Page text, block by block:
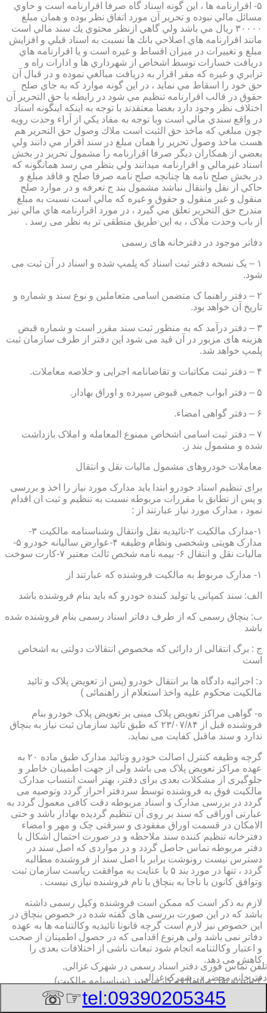
۵- اقرارنامه ها ، اين گونه اسناد گاه صرفا اقرارنامه است و حاوي
مسائل مالي نبوده و تحرير آن مورد اتفاق نظر بوده و همان مبلغ
۳۰۰۰۰ ريال مي باشد ولي گاهي ازنظر محتوي يك سند مالي است
مانند اقرارنامه هاي اصلاحي بانك ها نسبت به اسناد قبلي و افزايش
مبلغ و تغييرات در ميزان اقساط و غيره است و يا اقرارنامه هاي
دريافت خسارات توسط اشخاص از شهرداري ها و ادارات راه و
ترابري و غيره كه مقر اقرار به دريافت مبالغي نموده و در قبال آن
حق خود را اسقاط مي نمايد ، در اين گونه موارد كه به جاي صلح
حقوق در قالب اقرارنامه تنظيم مي شود در رابطه با حق التحرير آن
اختلاف نظر وجود دارد بعضا معتقدند با توجه به اينكه اينگونه اسناد
در واقع سندي مالي است وبا توجه به مفاد يكي از آراء وحدت رويه
چون مبلغي كه ماخذ حق الثبت است ملاك وصول حق التحرير هم
هست ماخذ وصول تحرير را همان مبلغ در سند اقرار مي دانند ولي
بعضي از همكاران ديگر صرفا اقرارنامه را مشمول تحرير در بخش
اسناد غيرمالي و اقرارنامه ميدانند ولي بنظر مي رسد همانگونه كه
در بخش صلح نامه ها چنانچه صلح نامه صرفا صلح و فاقد مبلغ و
حاكي از نقل وانتقال نباشد مشمول بند ج تعرفه و در موارد صلح
منقول و غير منقول و حقوق و غيره كه مالي است نسبت به مبلغ
مندرج حق التحرير تعلق مي گيرد ، در مورد اقرارنامه هاي مالي نيز
از باب وحدت ملاک ، به این طریق منطقی تر به نظر می رسد .
دفاتر موجود در دفترخانه های رسمی
۱ – یک نسخه دفتر ثبت اسناد که پلمپ شده و اسناد در آن ثبت می
شود.
۲ – دفتر راهنما ک متضمن اسامی متعاملین و نوع سند و شماره و
تاریخ آن خواهد بود.
۳ – دفتر درآمد که به منظور ثبت سند مقرر است و شماره قبض
هزینه های مزبور در آن قید می شود این دفتر از طرف سازمان ثبت
پلمپ خواهد شد.
۴ – دفتر ثبت مکاتبات و تقاضانامه اجرایی و خلاصه معاملات.
۵ – دفتر ابواب جمعی قبوض سپرده و اوراق بهادار.
۶ – دفتر گواهی امضاء.
۷ – دفتر ثبت اسامی اشخاص ممنوع المعامله و املاک بازداشت
شده و مشمول بند ز.
معاملات خودروهای مشمول مالیات نقل و انتقال
برای تنظیم اسناد خودرو ابتدا باید مدارک مورد نیاز را اخذ و بررسی
و پس از تطابق با مقررات مربوطه نسبت به تنظیم و ثبت ان اقدام
نمود ، مدارک مورد نیاز عبارتند از :
۱-مدارک مالکیت ۲-تائیدیه نقل وانتقال وشناسنامه مالکیت ۳-
مدارک هویتی وشخصی ونظام وظیفه ۴-عوارض سالیانه خودرو ۵-
مالیات نقل و انتقال ۶- بیمه نامه شخص ثالث معتبر ۷-کارت سوخت
۱- مدارک مربوط به مالکیت فروشنده که عبارتند از
الف: سند کمپانی یا تولید کننده خودرو که باید بنام فروشنده باشد
ب: بنچاق رسمی که از طرف دفاتر اسناد رسمی بنام فروشنده شده
باشد
ج : برگ انتقالی از دارائی که مخصوص انتقالات دولتی به اشخاص
است
د: اجرائیه دادگاه ها بر انتقال خودرو (پس از تعویض پلاک و تائید
مالکیت محکوم علیه واخذ استعلام از راهنمائی )
ه- گواهی مراکز تعویض پلاک مبنی بر تعویض پلاک خودرو بنام
فروشنده قبل از ۲۳/۰۷/۸۴ که طبق تائید سازمان ثبت نیاز به بنچاق
ندارد و سند ماقبل کفایت می نماید.
گرچه وظیفه کنترل اصالت خودرو وتائید مدارک طبق ماده ۲۰ به
عهده مراکز تعویض پلاک می باشد ولی از جهت اطمینان خاطر و
جلوگیری از مشکلات بعدی برای دفتر، بهتر است انتساب مدارک
مالکیت فوق به فروشنده توسط سردفتر احراز گردد وتوصیه می
گردد در بررسی مدارک و اسناد مربوطه دقت کافی معمول گردد به
عبارتی اوراقی که سند بر روی آن تنظیم گردیده بهادار باشد و حتی
الامکان در قسمت اوراق مفقودی و سرقتی چک و مهر و امضاء
دفترخانه تنظیم کننده سند ملاحظه و در صورت احتمال اشکال با
دفتر مربوطه تماس حاصل گردد و در مواردی که اصل سند در
دسترس نیست رونوشت برابر با اصل سند از فروشنده مطالبه
گردد ، تنها در مورد بند ۵ با عنایت به موافقت ریاست سازمان ثبت
وتوافق کانون با ناجا به بنچاق با نام فروشنده نیازی نیست .
لازم به ذکر است که ممکن است فروشنده وکیل رسمی داشته
باشد که در این صورت بررسی های گفته شده در خصوص بنچاق در
این خصوص نیز لازم است گرچه قانونا تائیدیه وکالتنامه ها به عهده
دفاتر نمی باشد ولی هرنوع اقدامی که در حصول اطمینان از صحت
و اعتبار وکالتنامه انجام شود تبعات ناشی از اختلافات بعدی را
کاهش می دهد.
۲-تائیدیه نقل و انتقال و کارت سبز (شناسنامه مالکیت)
برگ تائیدیه نقل و انتقال صادره از مراکز تعویض پلاک حاوی
تلفن تماس فوری دفتر اسناد رسمی در شهرک غزالی,
دفترخانه,محضر در شهرک غزالی
tel:09390205345
☞☏